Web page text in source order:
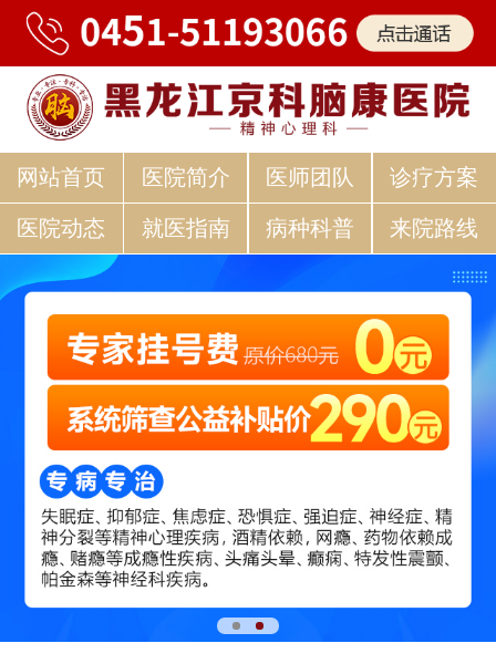
网站首页 医院简介 医师团队 诊疗方案
医院动态 就医指南 病种科普 来院路线